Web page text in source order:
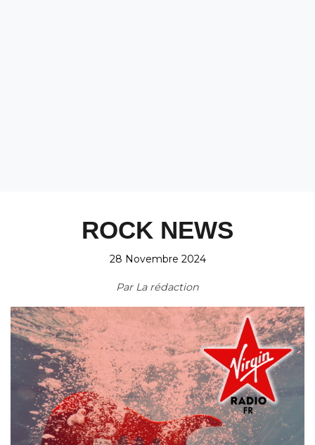
ROCK NEWS
28 Novembre 2024
Par La rédaction